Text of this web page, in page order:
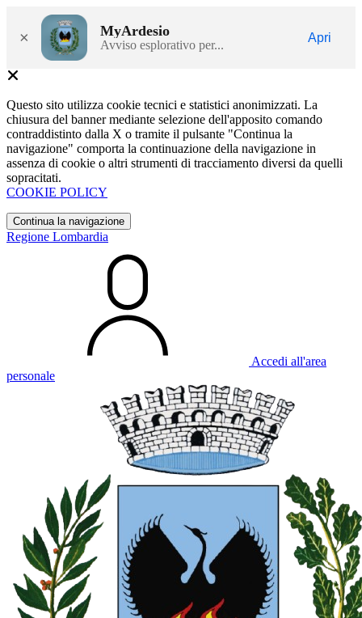
× MyArdesio
Avviso esplorativo per...
Apri
Questo sito utilizza cookie tecnici e statistici anonimizzati. La
chiusura del banner mediante selezione dell'apposito comando
contraddistinto dalla X o tramite il pulsante "Continua la
navigazione" comporta la continuazione della navigazione in
assenza di cookie o altri strumenti di tracciamento diversi da quelli
sopracitati.
COOKIE POLICY
Continua la navigazione
Regione Lombardia
Accedi all'area
personale